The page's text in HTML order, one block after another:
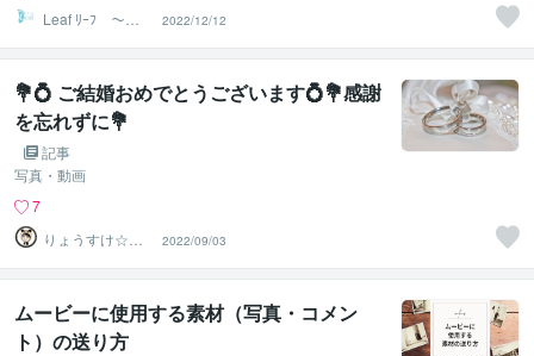
Leaf ﾘｰﾌ ～か
らだの相談所～
2022/12/12
💐💍 ご結婚おめでとうございます💍💐感謝
を忘れずに💐
記事
写真・動画
7
りょうすけ☆や
さしい介護タク
シー
2022/09/03
ムービーに使用する素材（写真・コメン
ト）の送り方